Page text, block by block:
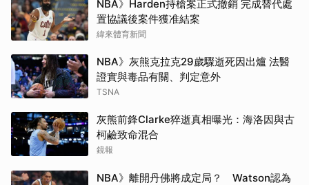
NBA》Harden持槍案正式撤銷 完成替代處
置協議後案件獲准結案
緯來體育新聞
NBA》灰熊克拉克29歲驟逝死因出爐 法醫
證實與毒品有關、判定意外
TSNA
灰熊前鋒Clarke猝逝真相曝光：海洛因與古
柯鹼致命混合
鏡報
NBA》離開丹佛將成定局？ Watson認為